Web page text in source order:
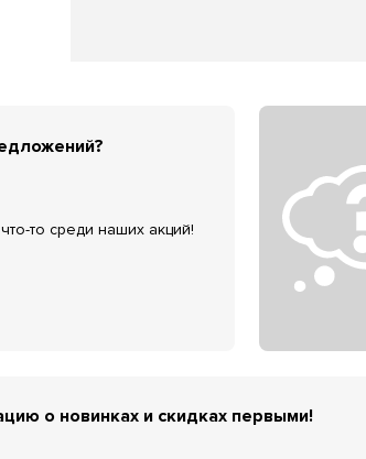
то среди наших акций!
о новинках и скидках первыми!